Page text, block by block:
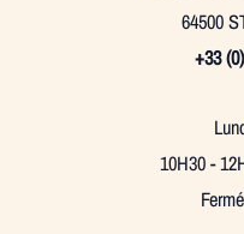
64500
+33
10H30 -